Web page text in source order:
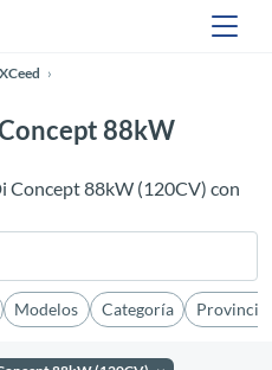
88kW
Concept 88kW (120CV) con
Modelos Categoría Provincia